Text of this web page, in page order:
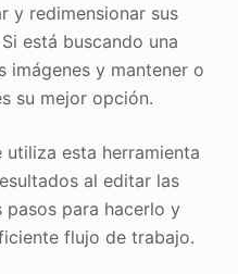
y redimensionar sus
está buscando una
imágenes y mantener o
su mejor opción.
utiliza esta herramienta
al editar las
pasos para hacerlo y
flujo de trabajo.